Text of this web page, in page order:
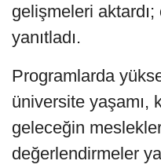
gelişmeleri aktardı;
yanıtladı.
Programlarda
üniversite yaşamı,
geleceğin
değerlendirmeler